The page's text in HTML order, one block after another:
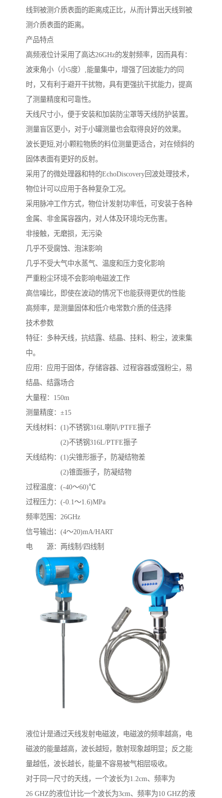
线到被测介质表面的距离成正比，从而计算出天线到被
测介质表面的距离。
产品特点
高频液位计采用了高达26GHz的发射频率，因而具有：
波束角小（小5度）,能量集中，增强了回波能力的同
时，又有利于避开干扰物，具有更强抗干扰能力，提高
了测量精度和可靠性。
天线尺寸小，便于安装和加装防尘罩等天线防护装置。
测量盲区更小，对于小罐测量也会取得良好的效果。
波长更短,对小颗粒物质的料位测量更适合，对在倾斜的
固体表面有更好的反射。
采用了的微处理器和特的EchoDiscovery回波处理技术，
物位计可以应用于各种复杂工况。
采用脉冲工作方式，物位计发射功率低，可安装于各种
金属、非金属容器内，对人体及环境均无伤害。
非接触，无磨损，无污染
几乎不受腐蚀、泡沫影响
几乎不受大气中水蒸气、温度和压力变化影响
严重粉尘环境不会影响电磁波工作
高信噪比，即使在波动的情况下也能获得更优的性能
高频率，是测量固体和低介电常数介质的佳选择
技术参数
特征：多种天线，抗结露、结晶、挂料、粉尘，波束集
中。
应用：应用于固体，存储容器、过程容器或强粉尘，易
结晶、结露场合
大量程：150m
测量精度：±15
天线材料：(1)不锈钢316L喇叭/PTFE振子
(2)不锈钢316L/PTFE振子
天线结构：(1)尖锥形振子，防凝结物差
(2)锥面振子，防凝结物
过程温度：(-40～60)℃
过程压力：(-0.1～1.6)MPa
频率范围：26GHz
信号输出：(4～20)mA/HART
电 源：两线制/四线制
液位计是通过天线发射电磁波，电磁波的频率越高，电
磁波的能量越高，波长越短，散射现象越明显；反之能
量越低，波长越长，能量不容易被气相层吸收。
对于同一尺寸的天线，一个波长为1.2cm、频率为
26 GHZ的液位计比一个波长为3cm、频率为10 GHZ的液